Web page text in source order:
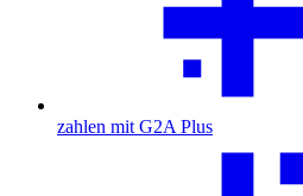
zahlen mit G2A Plus